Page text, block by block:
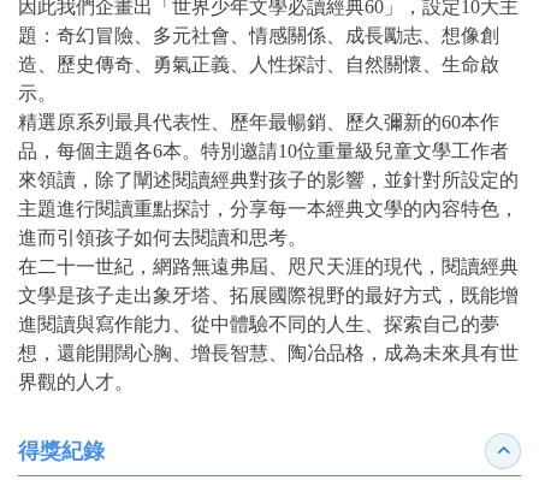
因此我們企畫出「世界少年文學必讀經典60」，設定10大主
題：奇幻冒險、多元社會、情感關係、成長勵志、想像創
造、歷史傳奇、勇氣正義、人性探討、自然關懷、生命啟
示。
精選原系列最具代表性、歷年最暢銷、歷久彌新的60本作
品，每個主題各6本。特別邀請10位重量級兒童文學工作者
來領讀，除了闡述閱讀經典對孩子的影響，並針對所設定的
主題進行閱讀重點探討，分享每一本經典文學的內容特色，
進而引領孩子如何去閱讀和思考。
在二十一世紀，網路無遠弗屆、咫尺天涯的現代，閱讀經典
文學是孩子走出象牙塔、拓展國際視野的最好方式，既能增
進閱讀與寫作能力、從中體驗不同的人生、探索自己的夢
想，還能開闊心胸、增長智慧、陶冶品格，成為未來具有世
界觀的人才。
得獎紀錄 收合